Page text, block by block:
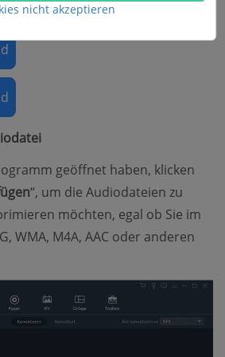
geöffnet haben, klicken
“, um die Audiodateien zu
möchten, egal ob Sie im
WMA, M4A, AAC oder anderen
nicht akzeptieren